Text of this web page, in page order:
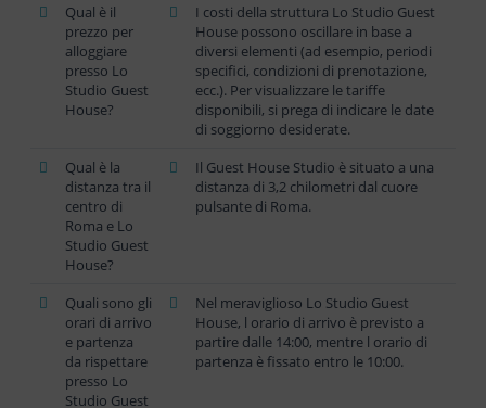
Qual è il
prezzo per
alloggiare
presso Lo
Studio Guest
House?
I costi della struttura Lo Studio Guest
House possono oscillare in base a
diversi elementi (ad esempio, periodi
specifici, condizioni di prenotazione,
ecc.). Per visualizzare le tariffe
disponibili, si prega di indicare le date
di soggiorno desiderate.
Qual è la
distanza tra il
centro di
Roma e Lo
Studio Guest
House?
Il Guest House Studio è situato a una
distanza di 3,2 chilometri dal cuore
pulsante di Roma.
Quali sono gli
orari di arrivo
e partenza
da rispettare
presso Lo
Studio Guest
Nel meraviglioso Lo Studio Guest
House, l orario di arrivo è previsto a
partire dalle 14:00, mentre l orario di
partenza è fissato entro le 10:00.